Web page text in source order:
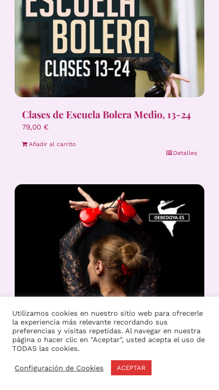
Clases de Escuela Bolera Medio, 13-24
79,00 €
Añadir al carrito
Detalles
Utilizamos cookies en nuestro sitio web para ofrecerle
la experiencia más relevante recordando sus
preferencias y visitas repetidas. Al navegar en nuestra
página o hacer clic en "Aceptar", usted acepta el uso de
TODAS las cookies.
Configuración de Cookies ACEPTAR